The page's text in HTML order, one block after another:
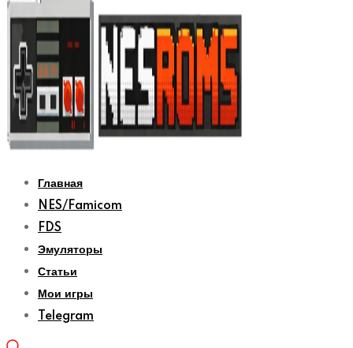
Главная
NES/Famicom
FDS
Эмуляторы
Статьи
Мои игры
Telegram